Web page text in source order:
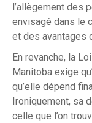
l’allègement des
envisagé dans le
et des avantages
En revanche, la
Manitoba exige
qu’elle dépend
Ironiquement, sa
celle que l’on